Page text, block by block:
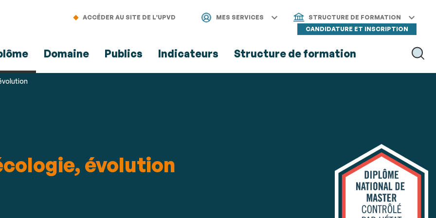
au
directs
ACCÉDER AU SITE DE L’UPVD MES SERVICES
STRUCTURE DE FORMATION
CANDIDATURE ET INSCRIPTION
Domaine Publics Indicateurs Structure de formation
évolution